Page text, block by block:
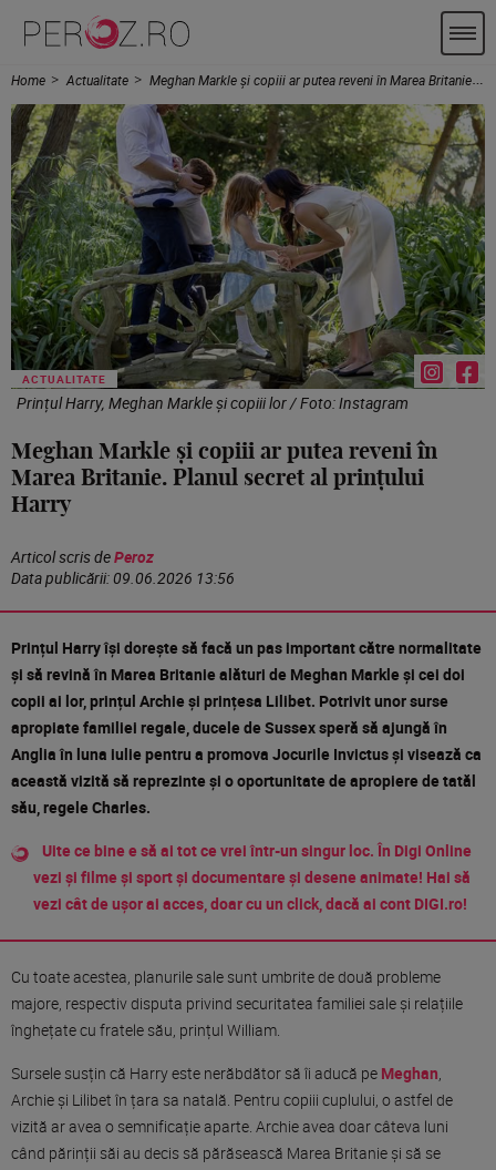
Home Actualitate Meghan Markle și copiii ar putea reveni în Marea Britanie. Planul secret al prințului Harry
ACTUALITATE
Prințul Harry, Meghan Markle și copiii lor / Foto: Instagram
Meghan Markle și copiii ar putea reveni în
Marea Britanie. Planul secret al prințului
Harry
Articol scris dePeroz
Data publicării:09.06.2026 13:56
Prințul Harry își dorește să facă un pas important către normalitate
și să revină în Marea Britanie alături de Meghan Markle și cei doi
copii ai lor, prințul Archie și prințesa Lilibet. Potrivit unor surse
apropiate familiei regale, ducele de Sussex speră să ajungă în
Anglia în luna iulie pentru a promova Jocurile Invictus și visează ca
această vizită să reprezinte și o oportunitate de apropiere de tatăl
său, regele Charles.
Uite ce bine e să ai tot ce vrei într-un singur loc. În Digi Online
vezi și filme și sport și documentare și desene animate! Hai să
vezi cât de ușor ai acces, doar cu un click, dacă ai cont DIGI.ro!
Cu toate acestea, planurile sale sunt umbrite de două probleme
majore, respectiv disputa privind securitatea familiei sale și relațiile
înghețate cu fratele său, prințul William.
Sursele susțin că Harry este nerăbdător să îi aducă pe Meghan,
Archie și Lilibet în țara sa natală. Pentru copiii cuplului, o astfel de
vizită ar avea o semnificație aparte. Archie avea doar câteva luni
când părinții săi au decis să părăsească Marea Britanie și să se